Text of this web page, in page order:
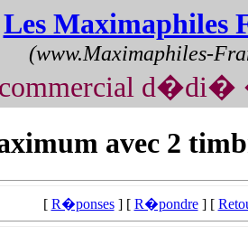
Les Maximaphiles
(www.Maximaphiles-
commercial
avec 2
[ R�ponses] [ R�pondre] [